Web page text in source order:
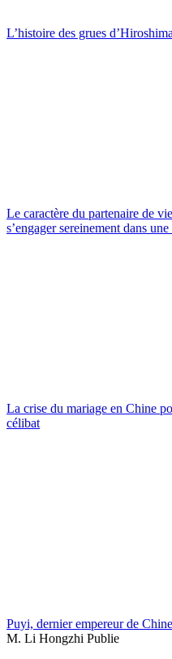
L’histoire des grues
Le caractère du partenaire de
s’engager sereinement dans
La crise du mariage en Chine
célibat
Puyi, dernier empereur de
M. Li Hongzhi Publie